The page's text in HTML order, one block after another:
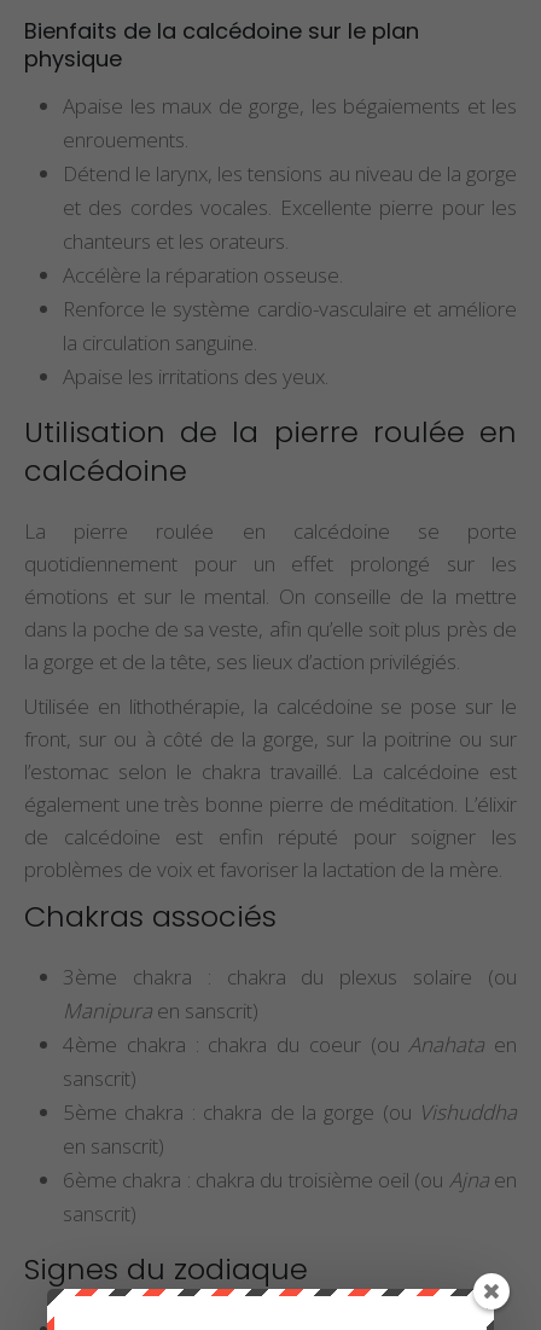
Bienfaits de la calcédoine sur le plan
physique
Apaise les maux de gorge, les bégaiements et les
enrouements.
Détend le larynx, les tensions au niveau de la gorge
et des cordes vocales. Excellente pierre pour les
chanteurs et les orateurs.
Accélère la réparation osseuse.
Renforce le système cardio-vasculaire et améliore
la circulation sanguine.
Apaise les irritations des yeux.
Utilisation de la pierre roulée en
calcédoine
La pierre roulée en calcédoine se porte
quotidiennement pour un effet prolongé sur les
émotions et sur le mental. On conseille de la mettre
dans la poche de sa veste, afin qu’elle soit plus près de
la gorge et de la tête, ses lieux d’action privilégiés.
Utilisée en lithothérapie, la calcédoine se pose sur le
front, sur ou à côté de la gorge, sur la poitrine ou sur
l’estomac selon le chakra travaillé. La calcédoine est
également une très bonne pierre de méditation. L’élixir
de calcédoine est enfin réputé pour soigner les
problèmes de voix et favoriser la lactation de la mère.
Chakras associés
3ème chakra : chakra du plexus solaire (ou
Manipura en sanscrit)
4ème chakra : chakra du coeur (ouAnahata en
sanscrit)
5ème chakra : chakra de la gorge (ou Vishuddha
en sanscrit)
6ème chakra : chakra du troisième oeil (ou Ajnaen
sanscrit)
Signes du zodiaque